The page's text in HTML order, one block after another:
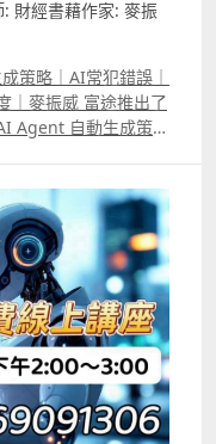
財經書藉作家: 麥振
策略｜AI常犯錯誤｜
麥振威 富途推出了
Agent 自動生成策
生成策略，生成後的
顯示出來，每張卡片
來會有Pseudocode
不能直接運行的東
法下指令，可以令
途量化交易平台的
錯誤，之後我們會陸
語法。 YouTube留
令的標準範例。